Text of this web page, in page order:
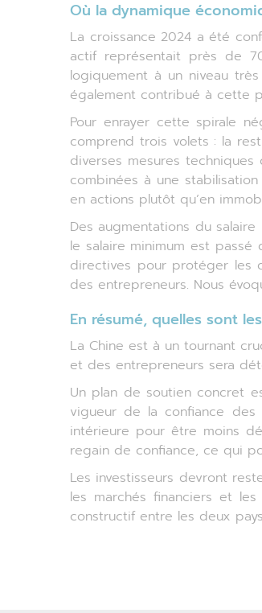
Où la dynamique
La croissance 2024 a été
actif représentait près de
logiquement à un niveau
également contribué à cette
Pour enrayer cette spirale
comprend trois volets : la
diverses mesures
combinées à une
en actions plutôt qu’en
Des augmentations du
le salaire minimum est
directives pour protéger les
des entrepreneurs. Nous
En résumé, quelles sont
La Chine est à un tournant
et des entrepreneurs sera
Un plan de soutien concret
vigueur de la confiance des
intérieure pour être moins
regain de confiance, ce qui
Les investisseurs devront
les marchés financiers et
constructif entre les deux